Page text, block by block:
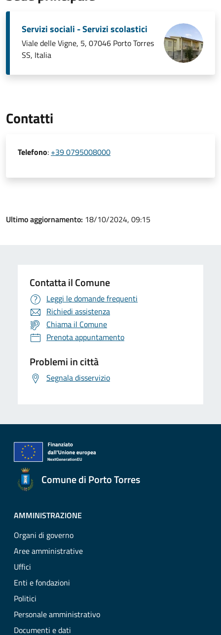
Servizi sociali - Servizi scolastici
Viale delle Vigne, 5, 07046 Porto Torres
SS, Italia
Contatti
Telefono: +39 0795008000
Ultimo aggiornamento: 18/10/2024, 09:15
Contatta il Comune
Leggi le domande frequenti
Richiedi assistenza
Chiama il Comune
Prenota appuntamento
Problemi in città
Segnala disservizio
Comune di Porto Torres
AMMINISTRAZIONE
Organi di governo
Aree amministrative
Uffici
Enti e fondazioni
Politici
Personale amministrativo
Documenti e dati